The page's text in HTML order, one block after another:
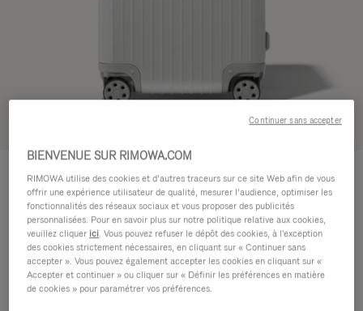
Voir en 3D
ESSENTIAL
Trunk Plus 1.200,00 €
Guide des tailles
Taille
Trunk Plus 80 x 41 x 37 cm
Couleur Blanc brillant
BIENVENUE SUR RIMOWA.COM
RIMOWA utilise des cookies et d’autres traceurs sur ce site Web afin de vous
offrir une expérience utilisateur de qualité, mesurer l’audience, optimiser les
fonctionnalités des réseaux sociaux et vous proposer des publicités
personnalisées. Pour en savoir plus sur notre politique relative aux cookies,
veuillez cliquer ici. Vous pouvez refuser le dépôt des cookies, à l'exception
des cookies strictement nécessaires, en cliquant sur « Continuer sans
accepter ». Vous pouvez également accepter les cookies en cliquant sur «
Accepter et continuer » ou cliquer sur « Définir les préférences en matière
de cookies » pour paramétrer vos préférences.
Continuer sans accepter